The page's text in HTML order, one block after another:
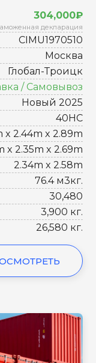
304,000₽
декларация
CIMU1970510
Москва
Глобал-Троицк
/ Самовывоз
Новый 2025
40HC
x 2.44m x 2.89m
x 2.35m x 2.69m
2.34m x 2.58m
76.4 м3кг.
30,480
3,900 кг.
26,580 кг.